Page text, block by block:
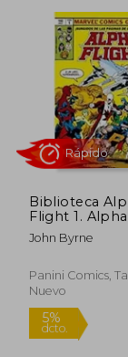
5%
dcto.
Biblioteca
Flight 1.
1-6 usa
John Byrne
Panini Comics,
Nuevo